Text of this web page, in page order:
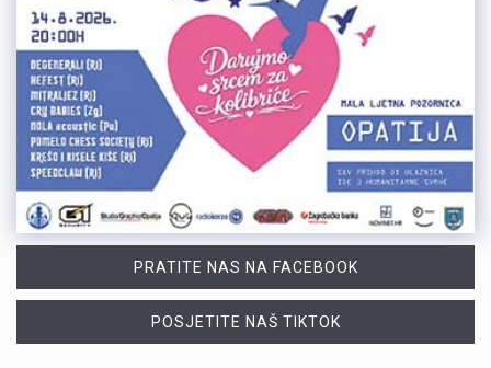
PRATITE NAS NA FACEBOOK
POSJETITE NAŠ TIKTOK